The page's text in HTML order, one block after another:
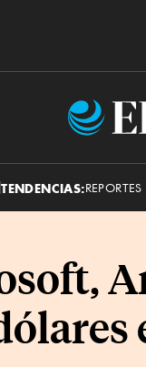
TENDENCIAS: